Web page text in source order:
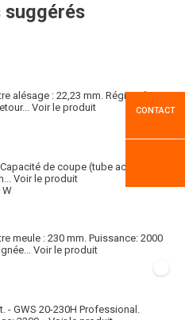
suggérés
alésage : 22,23 mm. Régime à
Voir le produit
de coupe (tube acier) 127
Voir le produit
W
meule : 230 mm. Puissance: 2000
Voir le produit
- GWS 20-230H Professional.
CONTACT